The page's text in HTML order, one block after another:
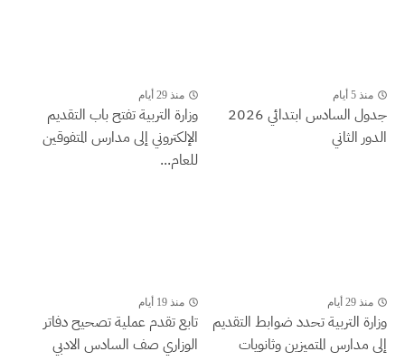
منذ 5 أيام
جدول السادس ابتدائي 2026
الدور الثاني
منذ 29 أيام
وزارة التربية تفتح باب التقديم
الإلكتروني إلى مدارس المتفوقين
للعام...
منذ 29 أيام
وزارة التربية تحدد ضوابط التقديم
إلى مدارس المتميزين وثانويات
منذ 19 أيام
تابع تقدم عملية تصحيح دفاتر
الوزاري صف السادس الادبي